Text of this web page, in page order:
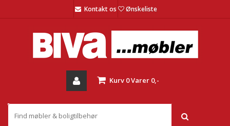
Kontakt os Ønskeliste
Kurv 0Varer 0,-